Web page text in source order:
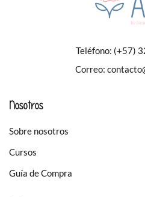
Teléfono: (+57)
Correo:
Nosotros
Sobre nosotros
Cursos
Guía de Compra